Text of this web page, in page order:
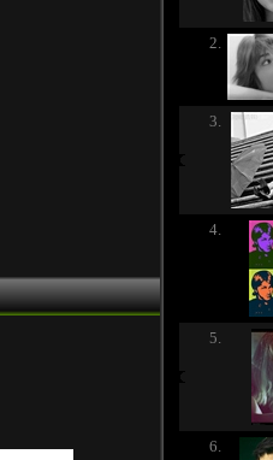
2.
3.
4.
5.
6.